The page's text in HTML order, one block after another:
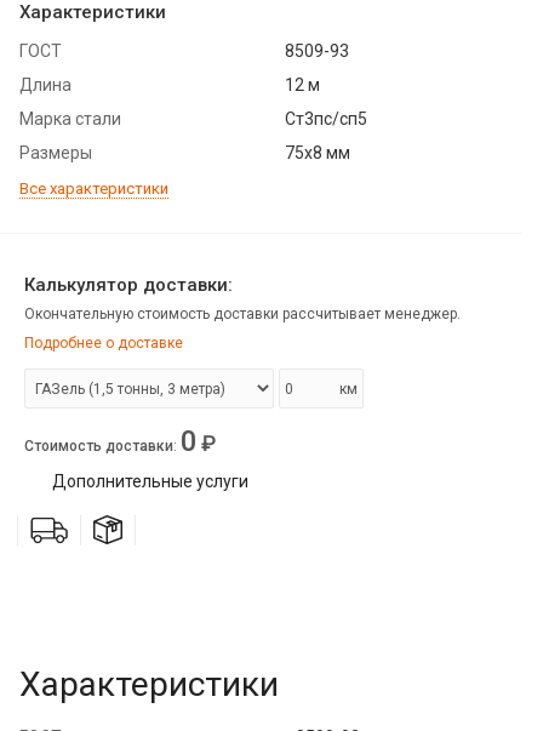
Характеристики
ГОСТ
8509-93
Длина
12 м
Марка стали
Ст3пс/сп5
Размеры
75х8 мм
Все характеристики
Калькулятор доставки:
Окончательную стоимость доставки рассчитывает менеджер.
Подробнее о доставке
км
Стоимость доставки: 0 ₽
Дополнительные услуги
Характеристики